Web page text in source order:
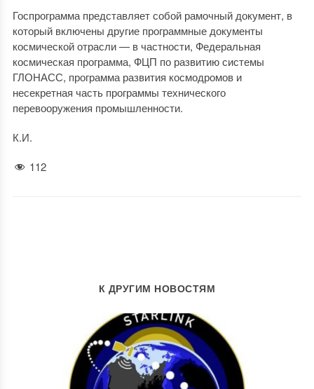
Госпрограмма представляет собой рамочный документ, в
который включены другие программные документы
космической отрасли — в частности, Федеральная
космическая программа, ФЦП по развитию системы
ГЛОНАСС, программа развития космодромов и
несекретная часть программы технического
перевооружения промышленности.
К.И.
112
К ДРУГИМ НОВОСТЯМ